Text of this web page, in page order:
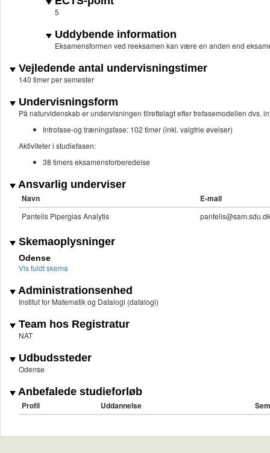
5
Uddybende information
Eksamensformen ved reeksamen kan være en anden end
Vejledende antal undervisningstimer
140 timer per semester
Undervisningsform
På naturvidenskab er undervisningen tilrettelagt efter trefasemodellen dvs.
Introfase-og træningsfase: 102 timer (inkl. valgfrie øvelser)
Aktiviteter i studiefasen:
38 timers eksamensforberedelse
Ansvarlig underviser
Navn E-mail
Pantelis Pipergias Analytis pantelis@sam.sdu.dk
Skemaoplysninger
Odense
Vis fuldt skema
Administrationsenhed
Institut for Matematik og Datalogi (datalogi)
Team hos Registratur
NAT
Udbudssteder
Odense
Anbefalede studieforløb
Profil Uddannelse